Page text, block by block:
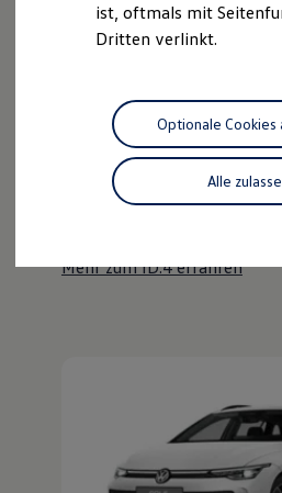
Software Updates
Service und Ersatzteile
Motorenöl und
Räder und Reifen
Pannen- und
Economy Service
Volkswagen Teile
Zubehör
Entertainment und
Updates für
Über Ihr Auto
Der ID.4
Kraftvoll wie ein SUV,
Mehr zum ID.4 erfahren
ist, oftmals mit
Dritten verlinkt.
Alle
Optionale Cookies